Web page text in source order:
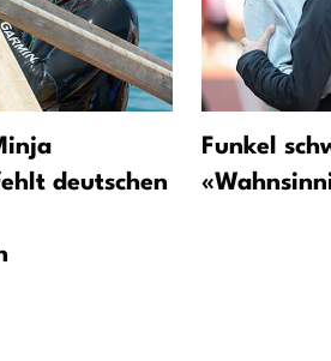
deutschen
Funkel